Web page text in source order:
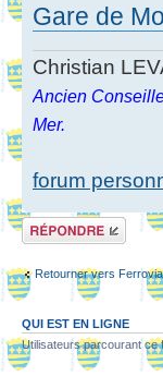
Gare de
Christian
Ancien
Mer.
forum
Répondre
Retourner vers
QUI EST EN LIGNE
Utilisateurs parcourant ce